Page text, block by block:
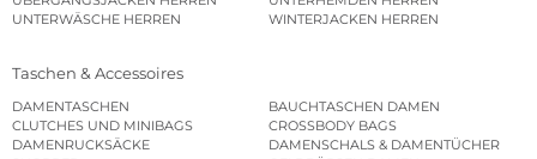
UNTERWÄSCHE HERREN
WINTERJACKEN HERREN
Taschen & Accessoires
DAMENTASCHEN
BAUCHTASCHEN DAMEN
CLUTCHES UND MINIBAGS
CROSSBODY BAGS
DAMENRUCKSÄCKE
DAMENSCHALS & DAMENTÜCHER